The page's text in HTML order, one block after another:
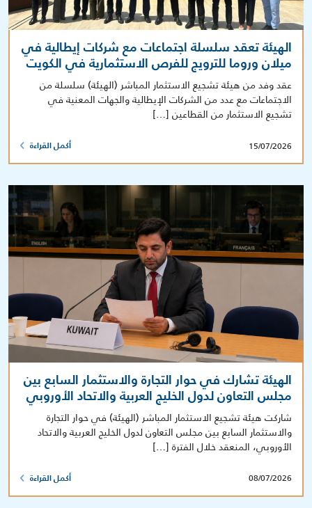
الهيئة تعقد سلسلة اجتماعات مع شركات إيطالية في
ميلان وروما للترويج للفرص الاستثمارية في الكويت
عقد وفد من هيئة تشجيع الاستثمار المباشر (الهيئة) سلسلة من
الاجتماعات مع عدد من الشركات الإيطالية والجهات المعنية في
تشجيع الاستثمار من القطاعين […]
15/07/2026 أكمل القراءة
الهيئة تشارك في حوار التجارة والاستثمار السابع بين
مجلس التعاون لدول الخليج العربية والاتحاد الأوروبي
شاركت هيئة تشجيع الاستثمار المباشر (الهيئة) في حوار التجارة
والاستثمار السابع بين مجلس التعاون لدول الخليج العربية والاتحاد
الأوروبي، المنعقد خلال الفترة […]
08/07/2026 أكمل القراءة